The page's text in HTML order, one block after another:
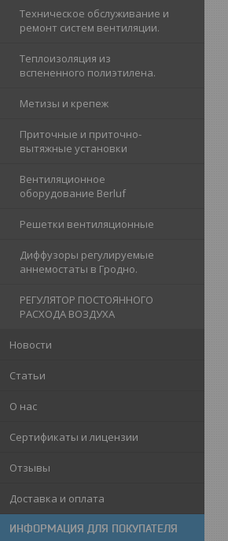
Техническое обслуживание и
ремонт систем вентиляции.
Теплоизоляция из
вспененного полиэтилена.
Метизы и крепеж
Приточные и приточно-
вытяжные установки
Вентиляционное
оборудование Berluf
Решетки вентиляционные
Диффузоры регулируемые
аннемостаты в Гродно.
РЕГУЛЯТОР ПОСТОЯННОГО
РАСХОДА ВОЗДУХА
Новости
Статьи
О нас
Сертификаты и лицензии
Отзывы
Доставка и оплата
ИНФОРМАЦИЯ ДЛЯ ПОКУПАТЕЛЯ